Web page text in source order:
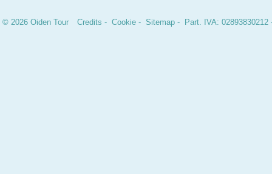
© 2026 Oiden Tour Credits -Cookie -Sitemap - Part. IVA: 02893830212